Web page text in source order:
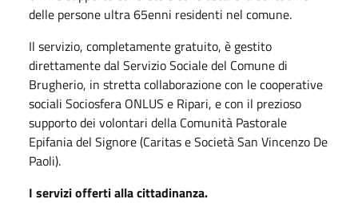
delle persone ultra 65enni residenti nel comune.
Il servizio, completamente gratuito, è gestito
direttamente dal Servizio Sociale del Comune di
Brugherio, in stretta collaborazione con le cooperative
sociali Sociosfera ONLUS e Ripari, e con il prezioso
supporto dei volontari della Comunità Pastorale
Epifania del Signore (Caritas e Società San Vincenzo De
Paoli).
I servizi offerti alla cittadinanza.